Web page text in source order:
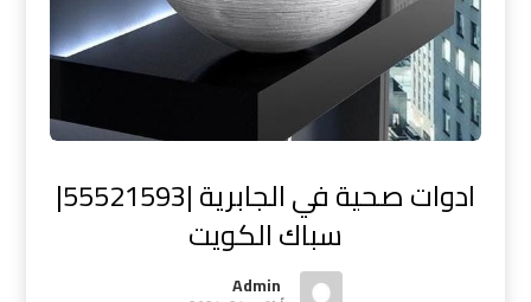
ادوات صحية في الجابرية |55521593|
سباك الكويت
Admin